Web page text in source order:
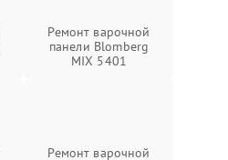
Ремонт варочной
панели Blomberg
MIX 5401
Ремонт варочной